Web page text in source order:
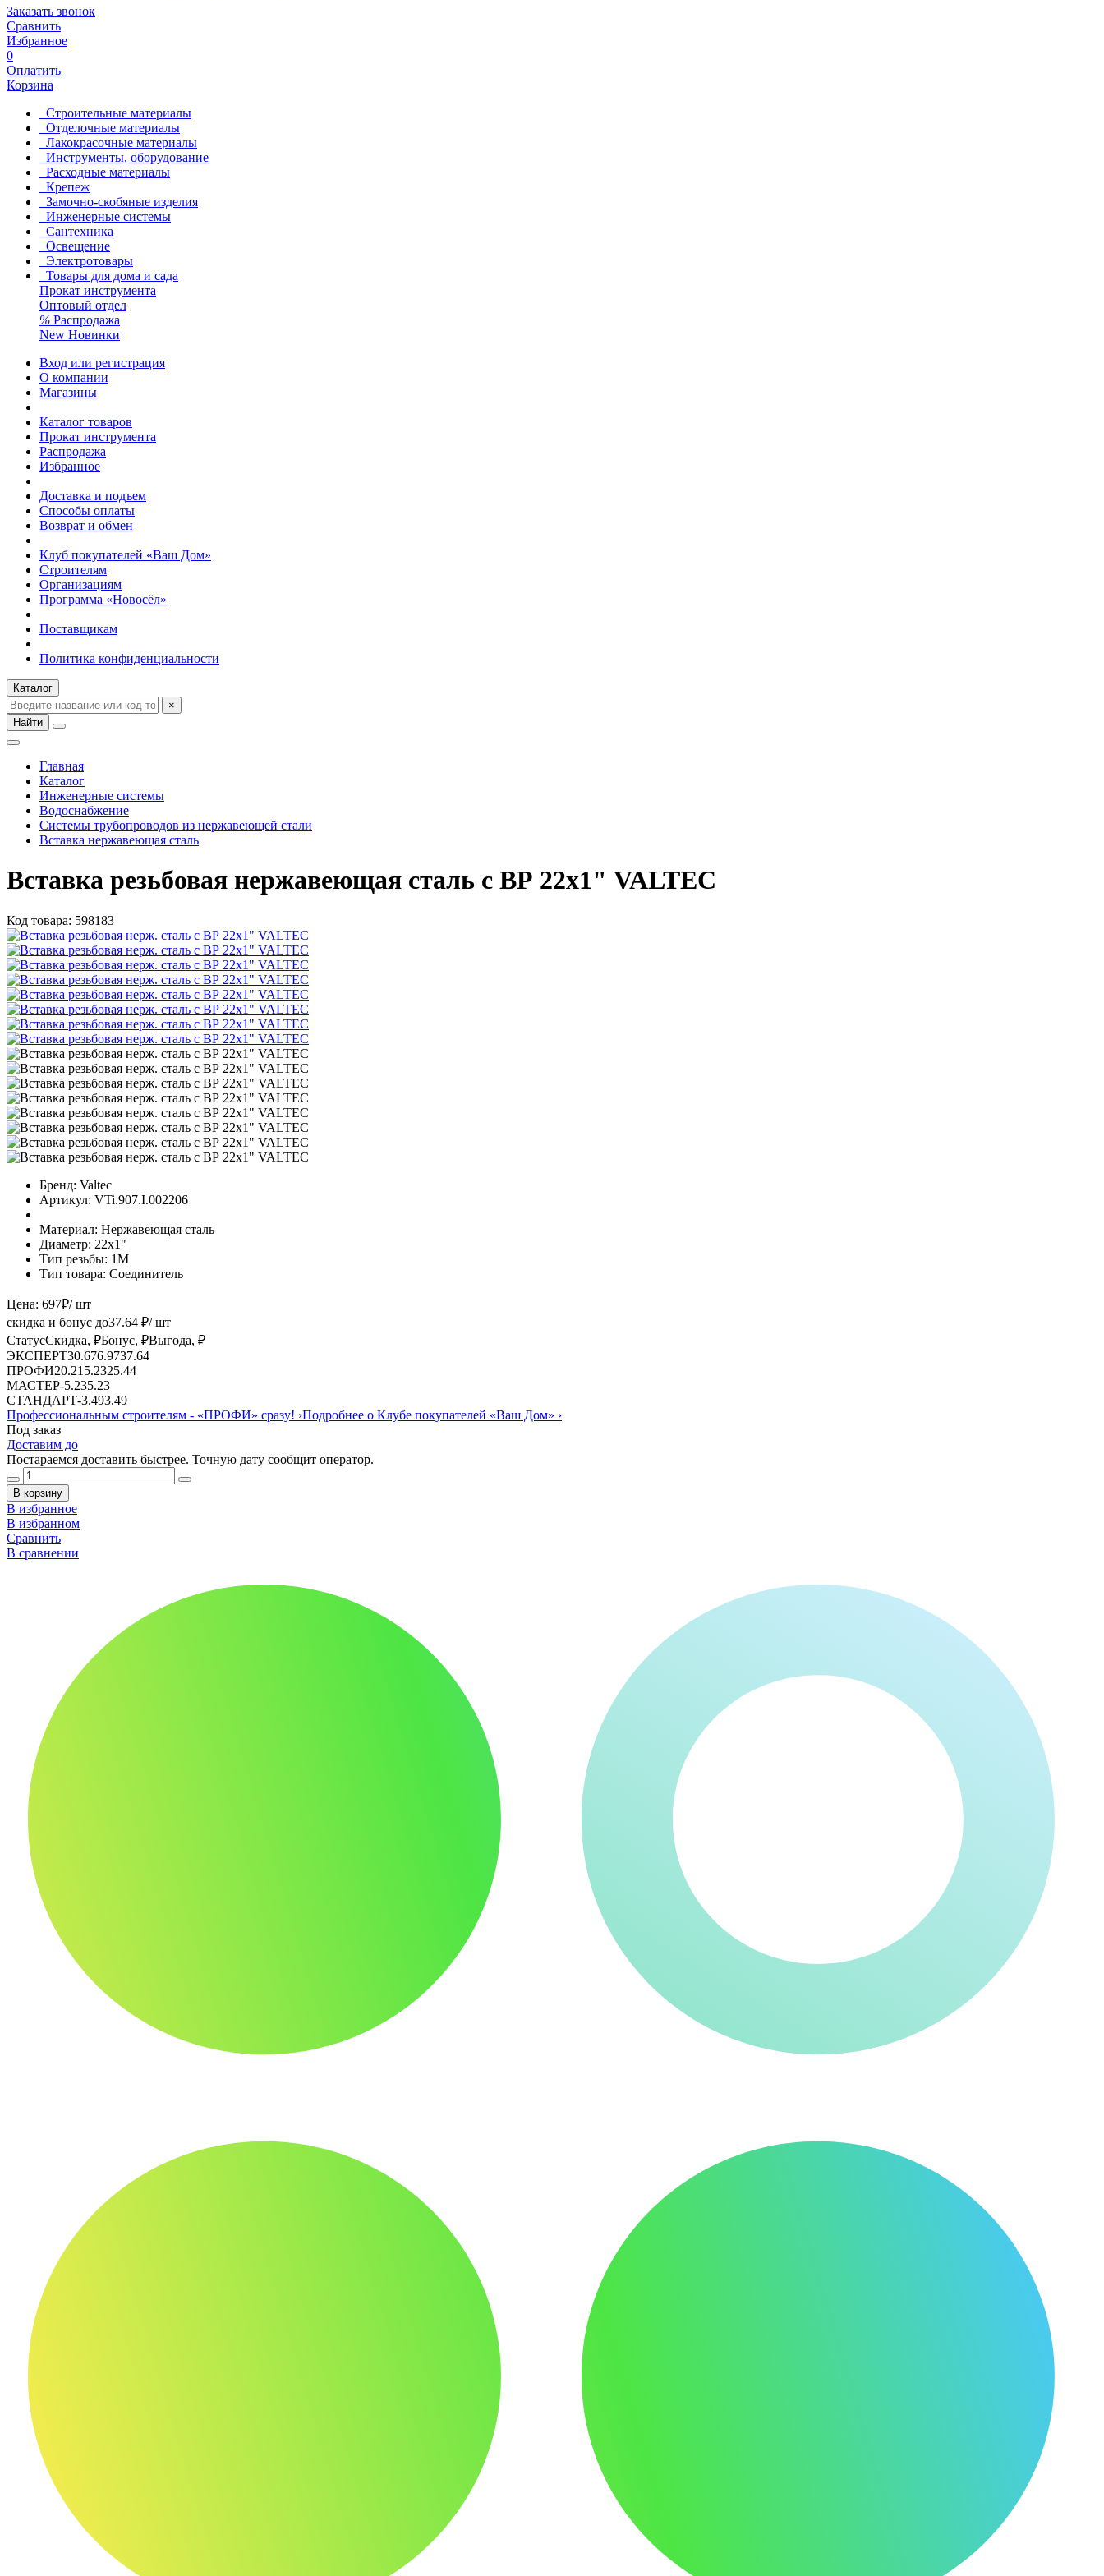
Заказать звонок
Сравнить
Избранное
0
Оплатить
Корзина
Строительные материалы
Отделочные материалы
Лакокрасочные материалы
Инструменты, оборудование
Расходные материалы
Крепеж
Замочно-скобяные изделия
Инженерные системы
Сантехника
Освещение
Электротовары
Товары для дома и сада
Прокат инструмента
Оптовый отдел
% Распродажа
New Новинки
Вход или регистрация
О компании
Магазины
Каталог товаров
Прокат инструмента
Распродажа
Избранное
Доставка и подъем
Способы оплаты
Возврат и обмен
Клуб покупателей «Ваш Дом»
Строителям
Организациям
Программа «Новосёл»
Поставщикам
Политика конфиденциальности
Каталог
×
Найти
Главная
Каталог
Инженерные системы
Водоснабжение
Системы трубопроводов из нержавеющей стали
Вставка нержавеющая сталь
Вставка резьбовая нержавеющая сталь с ВР 22х1" VALTEC
Код товара: 598183
Бренд: Valtec
Артикул: VTi.907.I.002206
Материал: Нержавеющая сталь
Диаметр: 22х1"
Тип резьбы: 1M
Тип товара: Соединитель
Цена: 697₽/ шт
скидка и бонус до37.64 ₽/ шт
СтатусСкидка, ₽Бонус, ₽Выгода, ₽
ЭКСПЕРТ30.676.9737.64
ПРОФИ20.21 5.2325.44
МАСТЕР-5.235.23
СТАНДАРТ-3.493.49
Профессиональным строителям - «ПРОФИ» сразу! ›Подробнее о Клубе покупателей «Ваш Дом» ›
Под заказ
Доставим до
Постараемся доставить быстрее. Точную дату сообщит оператор.
В корзину
В избранное
В избранном
Сравнить
В сравнении